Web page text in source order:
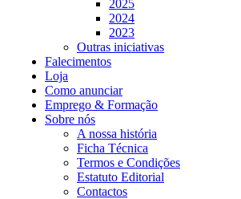
2025
2024
2023
Outras iniciativas
Falecimentos
Loja
Como anunciar
Emprego & Formação
Sobre nós
A nossa história
Ficha Técnica
Termos e Condições
Estatuto Editorial
Contactos